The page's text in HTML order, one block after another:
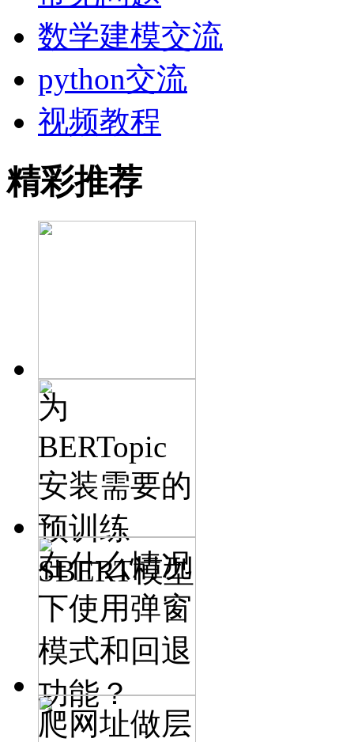
数学建模交流
python交流
视频教程
精彩推荐
为
BERTopic
安装需要的
预训练
SBERT模型
在什么情况
下使用弹窗
模式和回退
功能？
爬网址做层